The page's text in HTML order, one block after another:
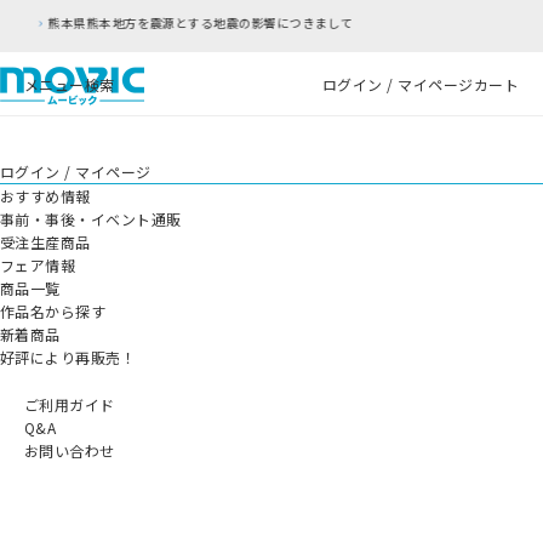
とする地震の影響につきまして
メニュー検索 ログイン / マイページカート
ログイン / マイページ
おすすめ情報
事前・事後・イベント通販
受注生産商品
フェア情報
商品一覧
作品名から探す
新着商品
好評により再販売！
ご利用ガイド
Q&A
お問い合わせ